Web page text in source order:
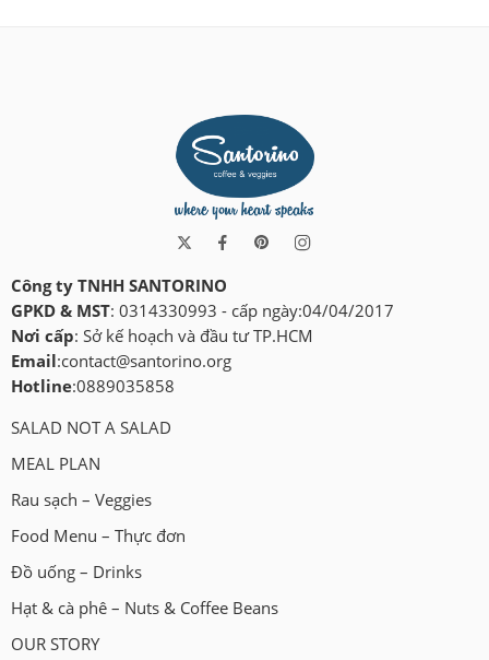
Công ty TNHH SANTORINO
GPKD & MST: 0314330993 - cấp ngày:04/04/2017
Nơi cấp: Sở kế hoạch và đầu tư TP.HCM
Email :contact@santorino.org
Hotline:0889035858
SALAD NOT A SALAD
MEAL PLAN
Rau sạch – Veggies
Food Menu – Thực đơn
Đồ uống – Drinks
Hạt & cà phê – Nuts & Coffee Beans
OUR STORY